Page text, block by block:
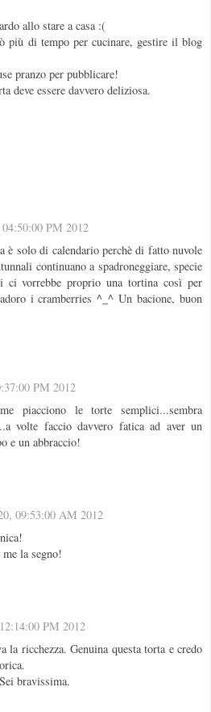
allo stare a casa :(
più di tempo per cucinare, gestire il blog
pranzo per pubblicare!
deve essere davvero deliziosa.
PM 2012
è solo di calendario perchè di fatto nuvole
continuano a spadroneggiare, specie
vorrebbe proprio una tortina così per
i cramberries ^_^ Un bacione, buon
PM 2012
piacciono le torte semplici...sembra
volte faccio davvero fatica ad aver un
e un abbraccio!
09:53:00 AM 2012
la segno!
PM 2012
la ricchezza. Genuina questa torta e credo
bravissima.